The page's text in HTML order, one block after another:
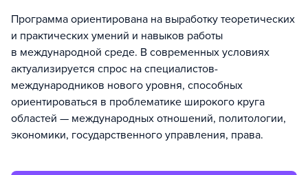
Программа ориентирована на выработку теоретических
и практических умений и навыков работы
в международной среде. В современных условиях
актуализируется спрос на специалистов-
международников нового уровня, способных
ориентироваться в проблематике широкого круга
областей — международных отношений, политологии,
экономики, государственного управления, права.